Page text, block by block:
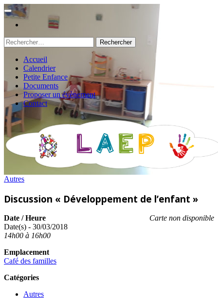
Rechercher :
Accueil
Calendrier
Petite Enfance
Documents
Proposer un évènement
Contact
Autres
Discussion « Développement de l’enfant »
Carte non disponible
Date / Heure
Date(s) - 30/03/2018
14h00 à 16h00
Emplacement
Café des familles
Catégories
Autres